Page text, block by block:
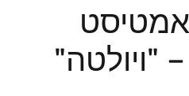
"ויולטה"